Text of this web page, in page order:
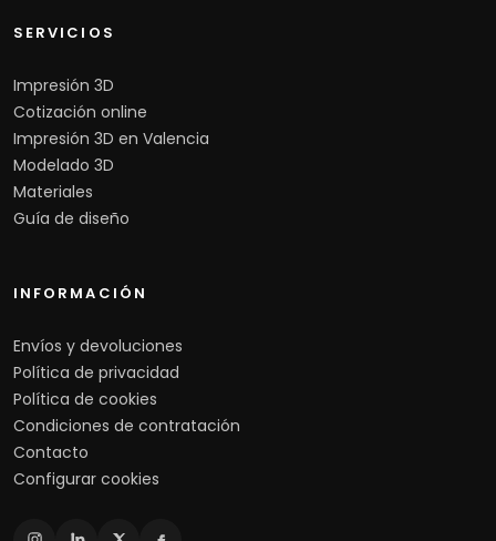
SERVICIOS
Impresión 3D
Cotización online
Impresión 3D en Valencia
Modelado 3D
Materiales
Guía de diseño
INFORMACIÓN
Envíos y devoluciones
Política de privacidad
Política de cookies
Condiciones de contratación
Contacto
Configurar cookies